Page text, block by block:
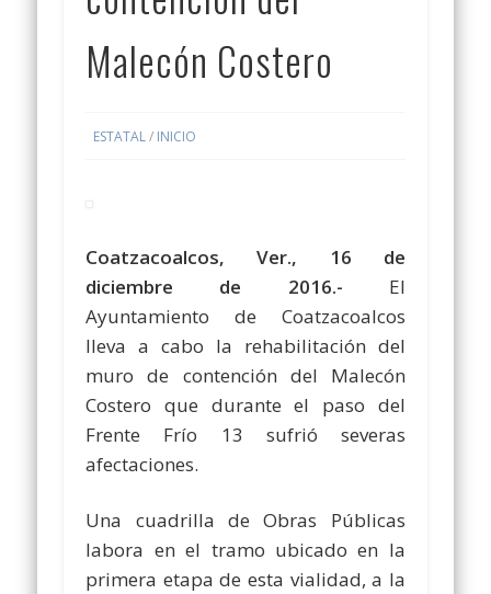
Malecón Costero
ESTATAL/ INICIO
Coatzacoalcos, Ver., 16 de
diciembre de 2016.- El
Ayuntamiento de Coatzacoalcos
lleva a cabo la rehabilitación del
muro de contención del Malecón
Costero que durante el paso del
Frente Frío 13 sufrió severas
afectaciones.
Una cuadrilla de Obras Públicas
labora en el tramo ubicado en la
primera etapa de esta vialidad, a la